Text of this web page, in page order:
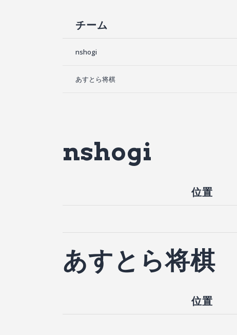
チーム
nshogi
あすとら将棋
nshogi
位置
あすとら将棋
位置